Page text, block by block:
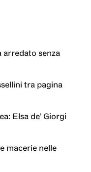
arredato senza
tra pagina
Elsa de’ Giorgi
macerie nelle